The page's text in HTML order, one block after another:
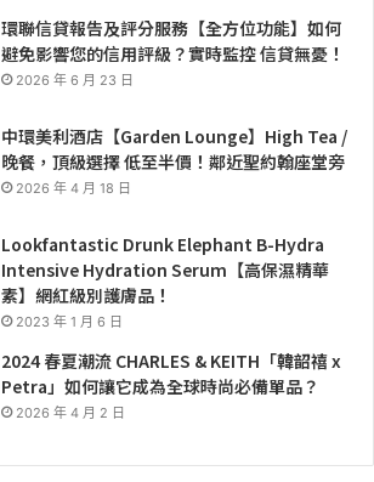
環聯信貸報告及評分服務【全方位功能】如何
避免影響您的信用評級？實時監控 信貸無憂！
2026 年 6 月 23 日
中環美利酒店【Garden Lounge】High Tea /
晚餐，頂級選擇 低至半價！鄰近聖約翰座堂旁
2026 年 4 月 18 日
Lookfantastic Drunk Elephant B-Hydra
Intensive Hydration Serum【高保濕精華
素】網紅級別護膚品！
2023 年 1 月 6 日
2024 春夏潮流 CHARLES & KEITH「韓韶禧 x
Petra」如何讓它成為全球時尚必備單品？
2026 年 4 月 2 日